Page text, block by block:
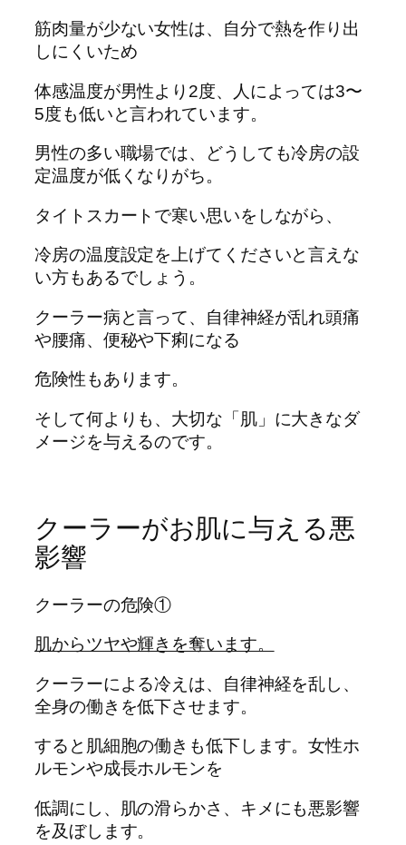
筋肉量が少ない女性は、自分で熱を作り出
しにくいため
体感温度が男性より2度、人によっては3〜
5度も低いと言われています。
男性の多い職場では、どうしても冷房の設
定温度が低くなりがち。
タイトスカートで寒い思いをしながら、
冷房の温度設定を上げてくださいと言えな
い方もあるでしょう。
クーラー病と言って、自律神経が乱れ頭痛
や腰痛、便秘や下痢になる
危険性もあります。
そして何よりも、大切な「肌」に大きなダ
メージを与えるのです。
クーラーがお肌に与える悪
影響
クーラーの危険①
肌からツヤや輝きを奪います。
クーラーによる冷えは、自律神経を乱し、
全身の働きを低下させます。
すると肌細胞の働きも低下します。女性ホ
ルモンや成長ホルモンを
低調にし、肌の滑らかさ、キメにも悪影響
を及ぼします。